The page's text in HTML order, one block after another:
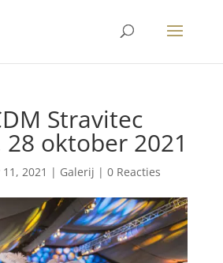
Stravitec
28 oktober 2021
2021 | Galerij | 0 Reacties